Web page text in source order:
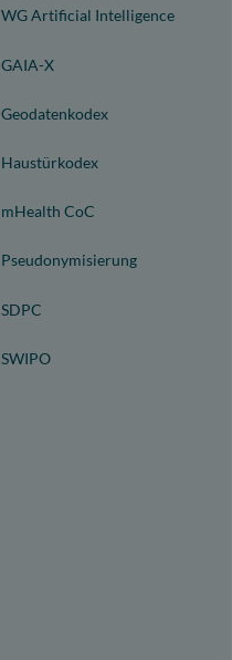
WG Artificial Intelligence
GAIA-X
Geodatenkodex
Haustürkodex
mHealth CoC
Pseudonymisierung
SDPC
SWIPO